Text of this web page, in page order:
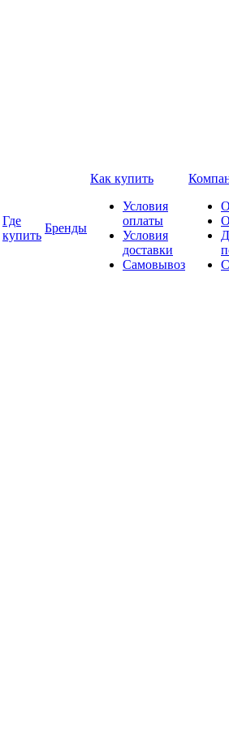
Где
купить
Бренды
Как купить
Условия
оплаты
Условия
доставки
Самовывоз